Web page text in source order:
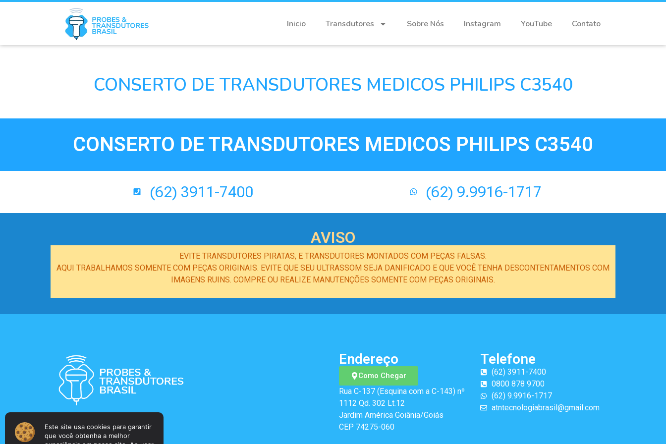
Inicio Transdutores Sobre Nós Instagram YouTube Contato
Este site usa cookies para garantir
que você obtenha a melhor
CONSERTO DE TRANSDUTORES MEDICOS PHILIPS C3540
CONSERTO DE TRANSDUTORES MEDICOS PHILIPS C3540
(62) 3911-7400 (62) 9.9916-1717
AVISO
EVITE TRANSDUTORES PIRATAS, E TRANSDUTORES MONTADOS COM PEÇAS FALSAS.
AQUI TRABALHAMOS SOMENTE COM PEÇAS ORIGINAIS. EVITE QUE SEU ULTRASSOM SEJA DANIFICADO E QUE VOCÊ TENHA DESCONTENTAMENTOS COM
IMAGENS RUINS. COMPRE OU REALIZE MANUTENÇÕES SOMENTE COM PEÇAS ORIGINAIS.
Como Chegar
Rua C-137 (Esquina com a C-143) nº
1112 Qd. 302 Lt.12
Jardim América Goiânia/Goiás
CEP 74275-060
Endereço
(62) 3911-7400
0800 878 9700
(62) 9.9916-1717
atntecnologiabrasil@gmail.com
Telefone